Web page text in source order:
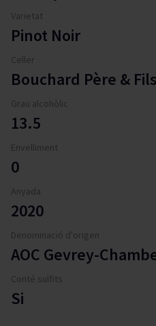
Varietat
Pinot Noir
Celler
Bouchard Père & Fils
Grau alcohòlic
13.5
Envelliment
0
Anyada
2020
Denominació d'origen
AOC Gevrey-
Conté sulfits
Si